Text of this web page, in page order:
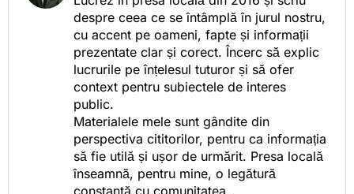
despre ceea ce se întâmplă în jurul nostru,
cu accent pe oameni, fapte și informații
prezentate clar și corect. Încerc să explic
lucrurile pe înțelesul tuturor și să ofer
context pentru subiectele de interes
public.
Materialele mele sunt gândite din
perspectiva cititorilor, pentru ca informația
să fie utilă și ușor de urmărit. Presa locală
înseamnă, pentru mine, o legătură